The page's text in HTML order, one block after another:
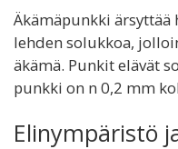
Äkämäpunkki ärsyttää
lehden solukkoa,
äkämä. Punkit elävät
punkki on n 0,2 mm
Elinympäristö